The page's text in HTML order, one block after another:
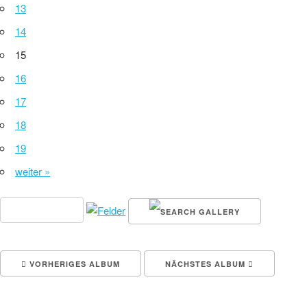
13
14
15
16
17
18
19
weiter »
VORHERIGES ALBUM NÄCHSTES ALBUM